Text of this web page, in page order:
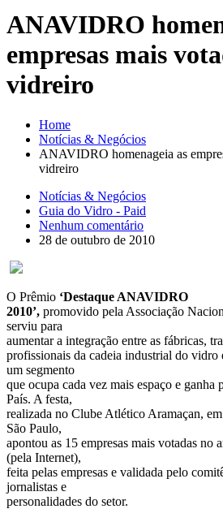
ANAVIDRO
empresas mais
vidreiro
Home
Notícias & Negócios
ANAVIDRO homenageia as
vidreiro
Notícias & Negócios
Guia do Vidro - Paid
Nenhum comentário
28 de outubro de 2010
O Prêmio ‘Destaque ANAVIDRO
2010’, promovido pela Associação
serviu para
aumentar a integração entre as fábricas,
profissionais da cadeia industrial do vidro
um segmento
que ocupa cada vez mais espaço e ganha
País. A festa,
realizada no Clube Atlético Aramaçan,
São Paulo,
apontou as 15 empresas mais votadas no
(pela Internet),
feita pelas empresas e validada pelo
jornalistas e
personalidades do setor.